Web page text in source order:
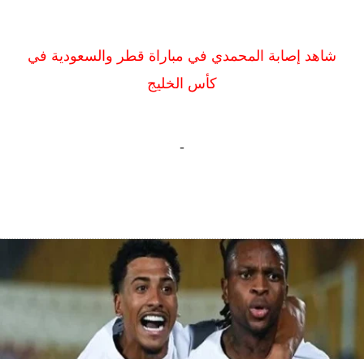
شاهد إصابة المحمدي في مباراة قطر والسعودية في
كأس الخليج
-